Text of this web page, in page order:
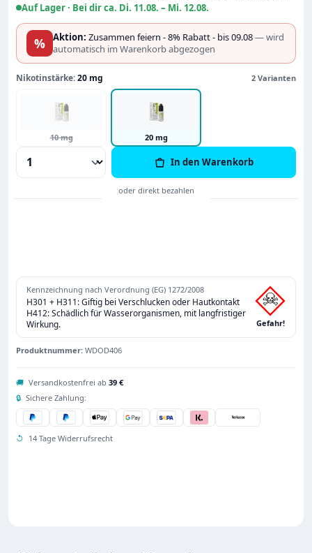
Auf Lager · Bei dir ca. Di. 11.08. – Mi. 12.08.
% Aktion: Zusammen feiern - 8% Rabatt - bis 09.08— wird
automatisch im Warenkorb abgezogen
Nikotinstärke:20 mg 2 Varianten
10 mg 20 mg
Produkt Anzahl: Gib den gewünschten
In den Warenkorb
Kennzeichnung nach Verordnung (EG) 1272/2008
H301 + H311: Giftig bei Verschlucken oder Hautkontakt
H412: Schädlich für Wasserorganismen, mit langfristiger
Wirkung.
Gefahr!
Produktnummer: WDOD406
🚚 Versandkostenfrei ab 39 €
🔒 Sichere Zahlung:
↺ 14 Tage Widerrufsrecht